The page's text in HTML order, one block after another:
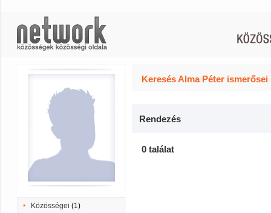
Közösségei (1)
Keresés Alma Péter
Rendezés
0 találat